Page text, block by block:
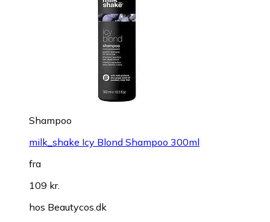
Shampoo
milk_shake Icy Blond Shampoo 300ml
fra
109 kr.
hos Beautycos.dk